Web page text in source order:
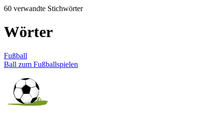
60 verwandte Stichwörter
Wörter
Fußball
Ball zum Fußballspielen